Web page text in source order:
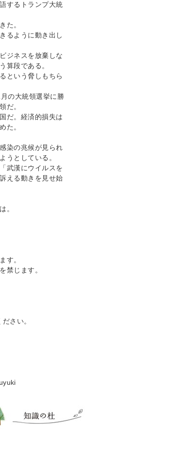
するトランプ大統
た。
るように動き出し
ジネスを放棄しな
算段である。
という脅しもちら
の大統領選挙に勝
だ。
だ。経済的損失は
た。
染の兆候が見られ
うとしている。
武漢にウイルスを
える動きを見せ始
。
す。
禁じます。
さい。